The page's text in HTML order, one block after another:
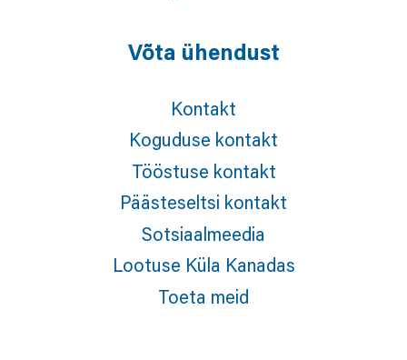
Võta ühendust
Kontakt
Koguduse kontakt
Tööstuse kontakt
Päästeseltsi kontakt
Sotsiaalmeedia
Lootuse Küla Kanadas
Toeta meid